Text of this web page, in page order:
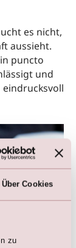
Über Cookies
zu
es nicht,
aussieht.
puncto
und